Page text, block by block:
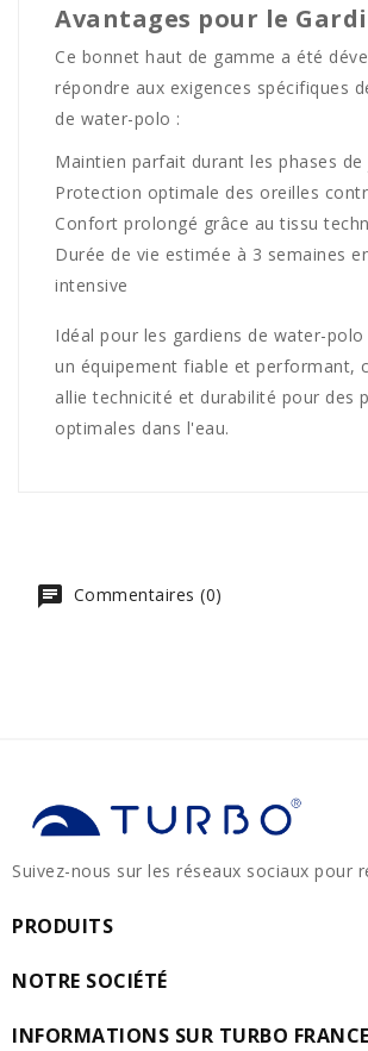
Avantages pour le
Ce bonnet haut de gamme a été
répondre aux exigences spécifiques
de water-polo :
Maintien parfait durant les phases
Protection optimale des oreilles
Confort prolongé grâce au tissu
Durée de vie estimée à 3 semaines
intensive
Idéal pour les gardiens de water-
un équipement fiable et performant,
allie technicité et durabilité pour des
optimales dans l'eau.
Commentaires (0)
Suivez-nous sur les réseaux sociaux pour
PRODUITS
NOTRE SOCIÉTÉ
INFORMATIONS SUR TURBO FRANCE